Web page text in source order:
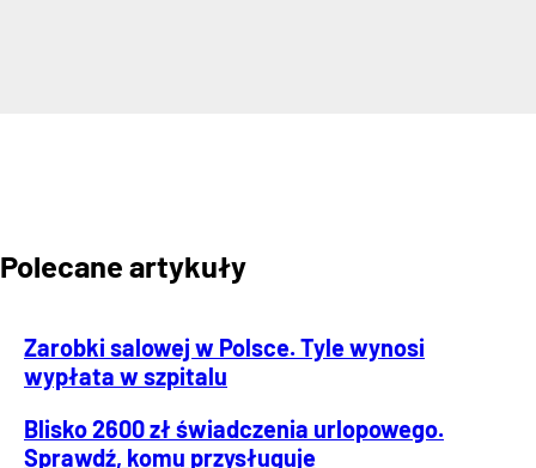
Polecane artykuły
Zarobki salowej w Polsce. Tyle wynosi
wypłata w szpitalu
Blisko 2600 zł świadczenia urlopowego.
Sprawdź, komu przysługuje